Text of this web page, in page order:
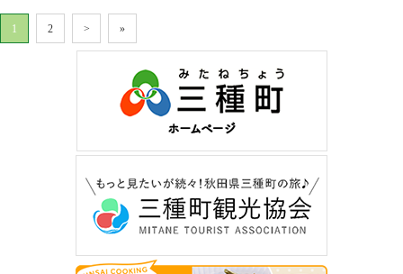
1 2 > »